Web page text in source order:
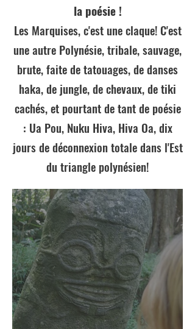
la poésie !
Les Marquises, c'est une claque! C'est
une autre Polynésie, tribale, sauvage,
brute, faite de tatouages, de danses
haka, de jungle, de chevaux, de tiki
cachés, et pourtant de tant de poésie
: Ua Pou, Nuku Hiva, Hiva Oa, dix
jours de déconnexion totale dans l'Est
du triangle polynésien!